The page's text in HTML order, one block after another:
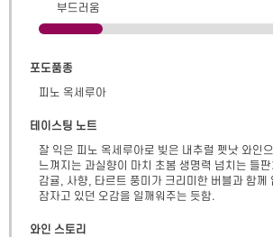
부드러움
포도품종
피노 옥세루아
테이스팅 노트
잘 익은 피노 옥세루아로 빚은 내추럴 펫낫 와인
느껴지는 과실향이 마치 초봄 생명력 넘치는 들
감귤, 사향, 타르트 풍미가 크리미한 버블과 함께
잠자고 있던 오감을 일깨워주는 듯함.
와인 스토리